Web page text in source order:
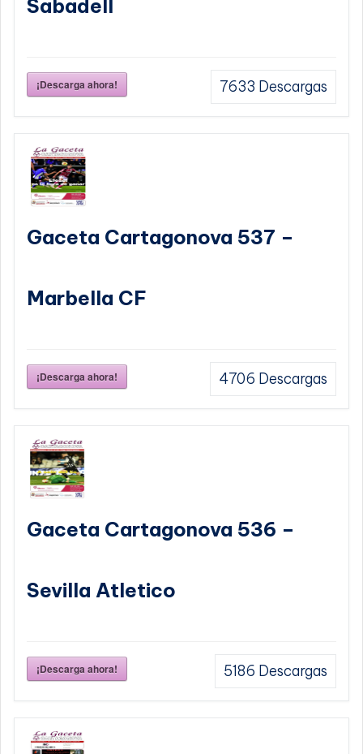
Sabadell
¡Descarga ahora! 7633 Descargas
Gaceta Cartagonova 537 –
Marbella CF
¡Descarga ahora! 4706 Descargas
Gaceta Cartagonova 536 –
Sevilla Atletico
¡Descarga ahora! 5186 Descargas